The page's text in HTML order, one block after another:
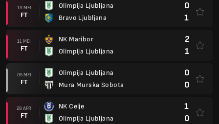
19 MEI
FT
Olimpija Ljubljana
Bravo Ljubljana
0
1
11 MEI
FT
NK Maribor
Olimpija Ljubljana
2
1
05 MEI
FT
Olimpija Ljubljana
Mura Murska Sobota
0
0
28 APR
FT
NK Celje
Olimpija Ljubljana
1
0